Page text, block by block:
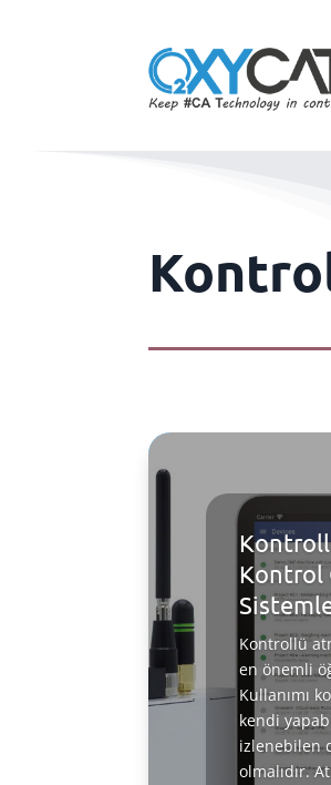
Kontrol
Kontrollü
en önemli
Kullanımı
kendi
izlenebilen
olmalıdır.